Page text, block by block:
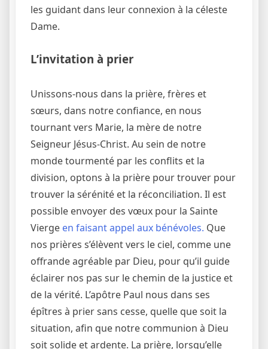
les guidant dans leur connexion à la céleste
Dame.
L’invitation à prier
Unissons-nous dans la prière, frères et
sœurs, dans notre confiance, en nous
tournant vers Marie, la mère de notre
Seigneur Jésus-Christ. Au sein de notre
monde tourmenté par les conflits et la
division, optons à la prière pour trouver pour
trouver la sérénité et la réconciliation. Il est
possible envoyer des vœux pour la Sainte
Vierge en faisant appel aux bénévoles. Que
nos prières s’élèvent vers le ciel, comme une
offrande agréable par Dieu, pour qu’il guide
éclairer nos pas sur le chemin de la justice et
de la vérité. L’apôtre Paul nous dans ses
épîtres à prier sans cesse, quelle que soit la
situation, afin que notre communion à Dieu
soit solide et ardente. La prière, lorsqu’elle